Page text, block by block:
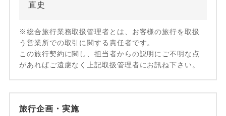
直史
※総合旅行業務取扱管理者とは、お客様の旅行を取扱
う営業所での取引に関する責任者です。
この旅行契約に関し、担当者からの説明にご不明な点
があればご遠慮なく上記取扱管理者にお訊ね下さい。
旅行企画・実施